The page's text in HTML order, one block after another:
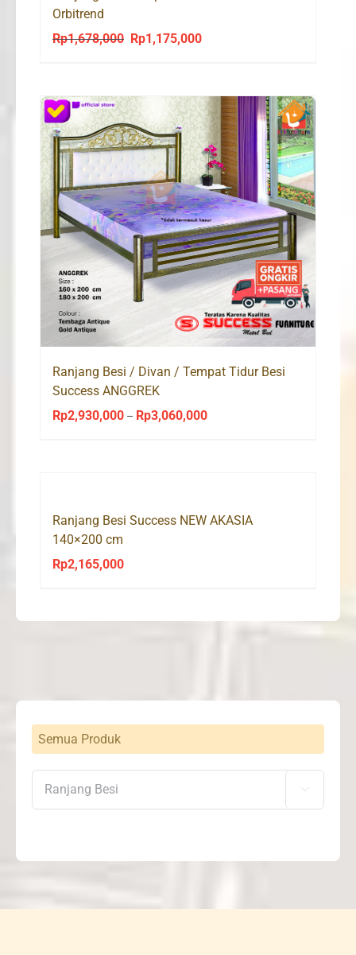
Orbitrend
Rp1,678,000
Original
Rp1,678,000.
Rp1,175,000Current
Rp1,175,000.
Ranjang Besi / Divan / Tempat Tidur Besi
Success ANGGREK
Rp2,930,000 – Rp3,060,000Price
Ranjang Besi Success NEW AKASIA
140×200 cm
Rp2,165,000
Semua Produk
